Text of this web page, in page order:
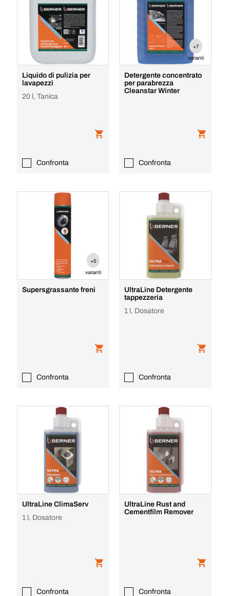
Liquido di pulizia per
lavapezzi
20 l, Tanica
Confronta
+7
varianti
Detergente concentrato
per parabrezza
Cleanstar Winter
Confronta
+5
varianti
Supersgrassante freni
Confronta
UltraLine Detergente
tappezzeria
1 l, Dosatore
Confronta
UltraLine ClimaServ
1 l, Dosatore
Confronta
UltraLine Rust and
Cementfilm Remover
Confronta